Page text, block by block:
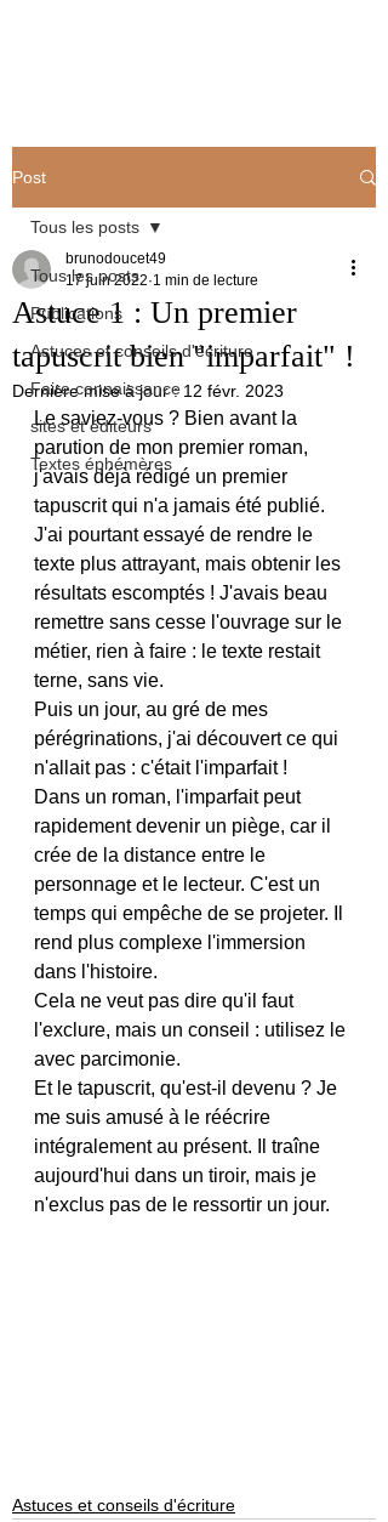
Post
Tous les posts
Publications
Astuces et conseils d'écriture
Faire connaissance
sites et éditeurs
Textes éphémères
Tous les posts
Astuce 1 : Un premier
tapuscrit bien "imparfait" !
brunodoucet49
17 juin 2022 1 min de lecture
Dernière mise à jour :12 févr. 2023
Le saviez-vous ? Bien avant la
parution de mon premier roman,
j'avais déjà rédigé un premier
tapuscrit qui n'a jamais été publié.
J'ai pourtant essayé de rendre le
texte plus attrayant, mais obtenir les
résultats escomptés ! J'avais beau
remettre sans cesse l'ouvrage sur le
métier, rien à faire : le texte restait
terne, sans vie.
Puis un jour, au gré de mes
pérégrinations, j'ai découvert ce qui
n'allait pas : c'était l'imparfait !
Dans un roman, l'imparfait peut
rapidement devenir un piège, car il
crée de la distance entre le
personnage et le lecteur. C'est un
temps qui empêche de se projeter. Il
rend plus complexe l'immersion
dans l'histoire.
Cela ne veut pas dire qu'il faut
l'exclure, mais un conseil : utilisez le
avec parcimonie.
Et le tapuscrit, qu'est-il devenu ? Je
me suis amusé à le réécrire
intégralement au présent. Il traîne
aujourd'hui dans un tiroir, mais je
n'exclus pas de le ressortir un jour.
Astuces et conseils d'écriture